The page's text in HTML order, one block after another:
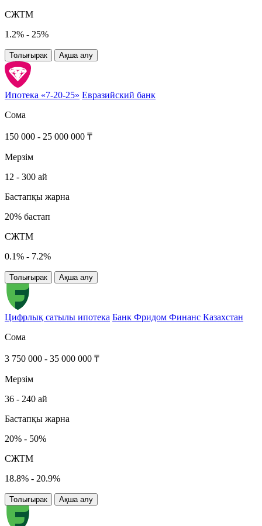
СЖТМ
1.2% - 25%
Толығырак Ақша алу
Ипотека «7-20-25» Евразийский банк
Сома
150 000 - 25 000 000 ₸
Мерзім
12 - 300 ай
Бастапқы жарна
20% бастап
СЖТМ
0.1% - 7.2%
Толығырак Ақша алу
Цифрлық сатылы ипотека Банк Фридом Финанс Казахстан
Сома
3 750 000 - 35 000 000 ₸
Мерзім
36 - 240 ай
Бастапқы жарна
20% - 50%
СЖТМ
18.8% - 20.9%
Толығырак Ақша алу